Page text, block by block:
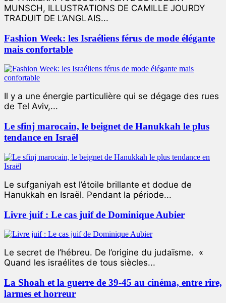
MUNSCH, ILLUSTRATIONS DE CAMILLE JOURDY
TRADUIT DE L’ANGLAIS...
Fashion Week: les Israéliens férus de mode élégante
mais confortable
Il y a une énergie particulière qui se dégage des rues
de Tel Aviv,...
Le sfinj marocain, le beignet de Hanukkah le plus
tendance en Israël
Le sufganiyah est l’étoile brillante et dodue de
Hanukkah en Israël. Pendant la période...
Livre juif : Le cas juif de Dominique Aubier
Le secret de l’hébreu. De l’origine du judaïsme. «
Quand les israélites de tous siècles...
La Shoah et la guerre de 39-45 au cinéma, entre rire,
larmes et horreur